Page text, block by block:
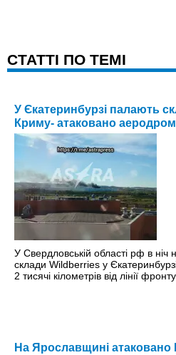
CТАТТІ ПО ТЕМІ
У Єкатеринбурзі палають
Криму- атаковано
У Свердловській області рф в ніч
склади Wildberries у
2 тисячі кілометрів від лінії
На Ярославщині